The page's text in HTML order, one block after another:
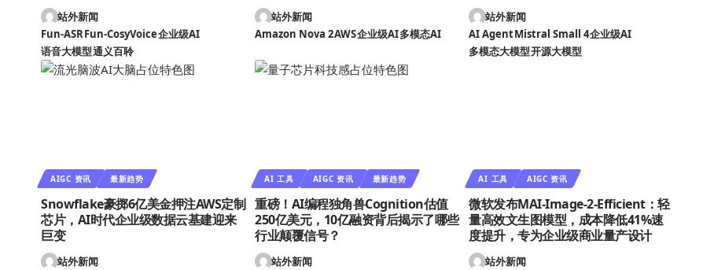
站外新闻
Fun-ASRFun-CosyVoice企业级AI
语音大模型通义百聆
站外新闻
Amazon Nova 2AWS企业级AI多模态AI
站外新闻
AI AgentMistral Small 4企业级AI
多模态大模型开源大模型
AIGC 资讯 最新趋势
Snowflake豪掷6亿美金押注AWS定制
芯片，AI时代企业级数据云基建迎来
巨变
站外新闻
AI 工具 AIGC 资讯 最新趋势
重磅！AI编程独角兽Cognition估值
250亿美元，10亿融资背后揭示了哪些
行业颠覆信号？
站外新闻
AI 工具 AIGC 资讯
微软发布MAI-Image-2-Efficient：轻
量高效文生图模型，成本降低41%速
度提升，专为企业级商业量产设计
站外新闻